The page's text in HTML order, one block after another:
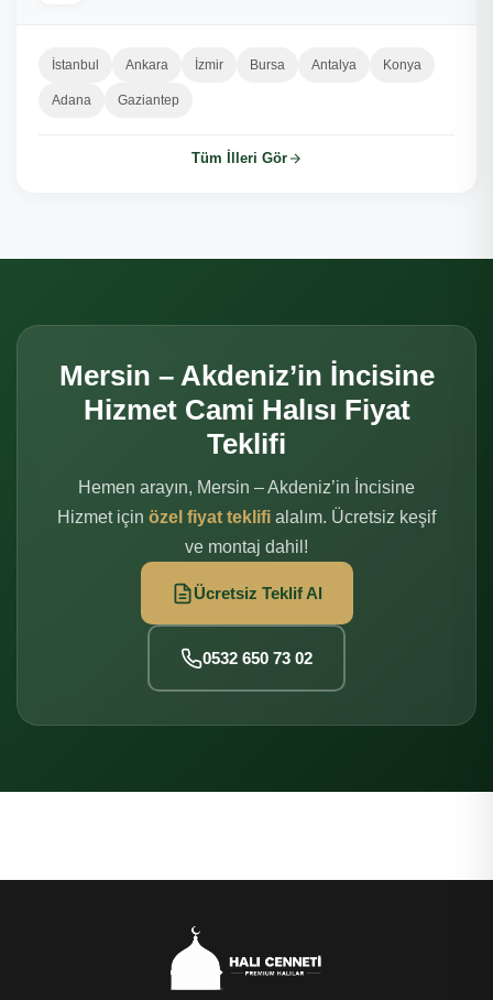
İstanbul Ankara İzmir Bursa Antalya Konya
Adana Gaziantep
Tüm İlleri Gör
Mersin – Akdeniz’in İncisine
Hizmet Cami Halısı Fiyat
Teklifi
Hemen arayın, Mersin – Akdeniz’in İncisine
Hizmet için özel fiyat teklifi alalım. Ücretsiz keşif
ve montaj dahil!
Ücretsiz Teklif Al
0532 650 73 02